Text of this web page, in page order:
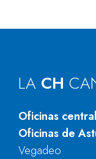
LA CH
Oficinas
Oficinas de
Vegadeo